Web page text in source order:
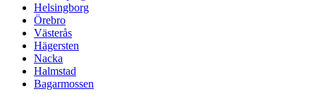
Helsingborg
Örebro
Västerås
Hägersten
Nacka
Halmstad
Bagarmossen